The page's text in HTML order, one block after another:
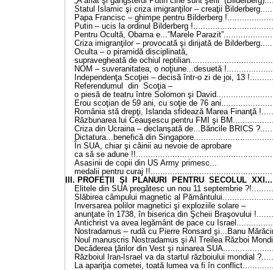
Statul Islamic şi criza imigranţilor – creaţii
Papa Francisc – ghimpe pentru Bilderberg
Putin – ucis la ordinul Bilderberg
Pentru Ocultă, Obama e...”Marele
Criza imigranţilor – provocată şi dirijată de
Oculta – o piramidă disciplinată,
supravegheată de ochiul
NOM – suveranitatea, o noţiune...desuetă
Independenţa Scoţiei – decisă într-o zi de joi, 13
Referendumul din Scoţia –
o piesă de teatru între Solomon şi
Erou scoţian de 59 ani, cu soţie de 76
România stă drepţi, Islanda sfidează Marea Finanţă
Răzbunarea lui Ceauşescu pentru FMI şi
Criza din Ucraina – declanşată de...Băncile BRICS
Dictatura...benefică din
În SUA, chiar şi câinii au nevoie de aprobare
ca să se adune
Asasinii de copii din US Army primesc...
medalii pentru curaj
III. PROFEŢII ŞI PLANURI PENTRU SECOLUL
Elitele din SUA pregătesc un nou 11 septembrie
Slăbirea câmpului magnetic al
Inversarea polilor magnetici şi exploziile solare –
anunţate în 1738, în biserica din Şcheii Braşovului
Antichrist va avea legământ de pace cu
Nostradamus – rudă cu Pierre Ronsard şi...Banu
Noul manuscris Nostradamus şi Al Treilea Război
Decăderea ţărilor din Vest şi ruinarea
Războiul Iran-Israel va da startul războiului mondial
La apariţia cometei, toată lumea va fi în